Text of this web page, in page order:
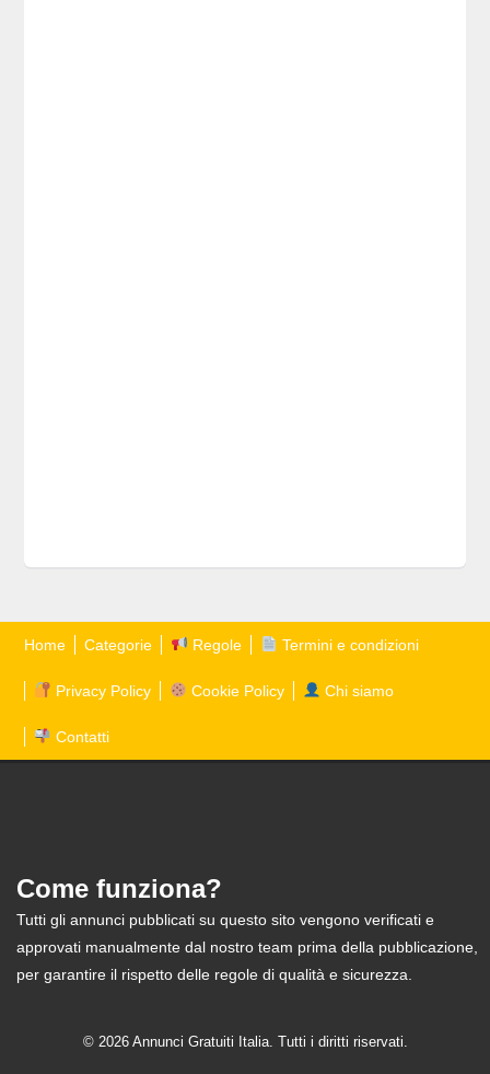
Home Categorie Regole Termini e condizioni
Privacy Policy Cookie Policy Chi siamo
Contatti
Come funziona?
Tutti gli annunci pubblicati su questo sito vengono verificati e
approvati manualmente dal nostro team prima della pubblicazione,
per garantire il rispetto delle regole di qualità e sicurezza.
© 2026 Annunci Gratuiti Italia. Tutti i diritti riservati.